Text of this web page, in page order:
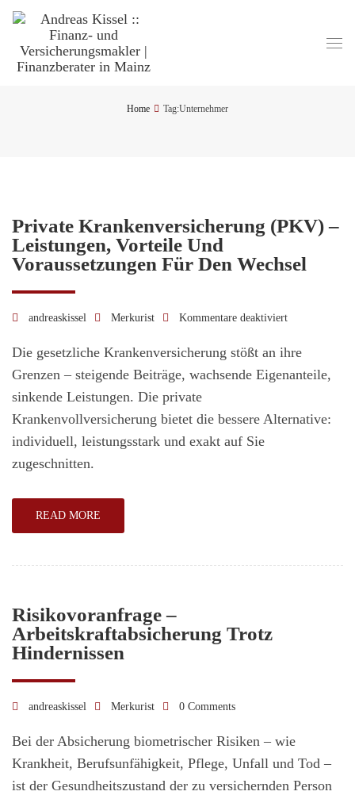
Home Tag:Unternehmer
Private Krankenversicherung (PKV) –
Leistungen, Vorteile Und
Voraussetzungen Für Den Wechsel
andreaskissel Merkurist Kommentare deaktiviert
Wechsel
Die gesetzliche Krankenversicherung stößt an ihre
Grenzen – steigende Beiträge, wachsende Eigenanteile,
sinkende Leistungen. Die private
Krankenvollversicherung bietet die bessere Alternative:
individuell, leistungsstark und exakt auf Sie
zugeschnitten.
READ MORE
Risikovoranfrage –
Arbeitskraftabsicherung Trotz
Hindernissen
andreaskissel Merkurist 0 Comments
Bei der Absicherung biometrischer Risiken – wie
Krankheit, Berufsunfähigkeit, Pflege, Unfall und Tod –
ist der Gesundheitszustand der zu versichernden Person